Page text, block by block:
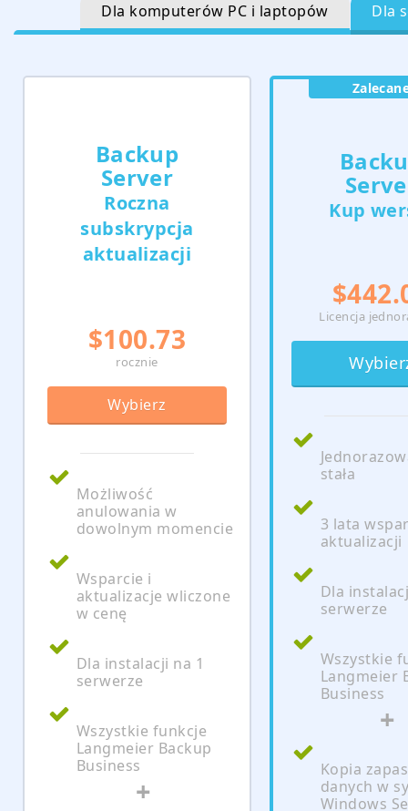
Dla komputerów PC i laptopów Dla
Backup
Server
Roczna
subskrypcja
aktualizacji
$100.73
rocznie
Wybierz
Możliwość
anulowania w
dowolnym momencie
Wsparcie i
aktualizacje wliczone
w cenę
Dla instalacji na 1
serwerze
Wszystkie funkcje
Langmeier Backup
Business
+
Kup
Licencja
stała
3 lata
aktualizacji
Dla
serwerze
Wszystkie
Langmeier
Business
+
Kopia
danych w
Windows